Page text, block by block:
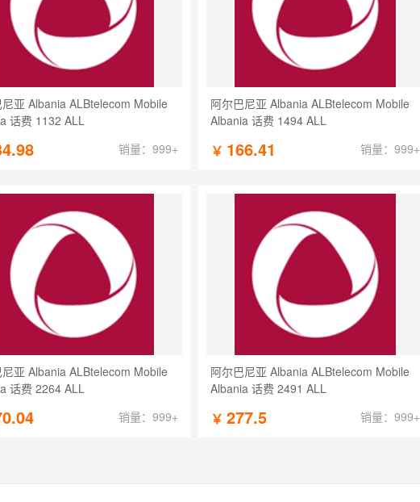
亚 Albania ALBtelecom Mobile
话费 1132 ALL
销量：999+
阿尔巴尼亚 Albania ALBtelecom Mobile
Albania 话费 1494 ALL
￥ 166.41 销量：999+
亚 Albania ALBtelecom Mobile
话费 2264 ALL
销量：999+
阿尔巴尼亚 Albania ALBtelecom Mobile
Albania 话费 2491 ALL
￥ 277.5 销量：999+